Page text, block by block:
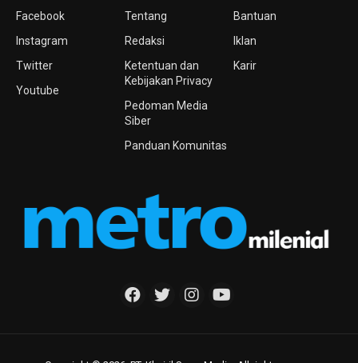
Facebook
Instagram
Twitter
Youtube
Tentang
Redaksi
Ketentuan dan
Kebijakan Privacy
Pedoman Media
Siber
Panduan Komunitas
Bantuan
Iklan
Karir